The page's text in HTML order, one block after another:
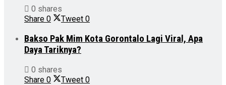
0 shares
Share 0 Tweet 0
Bakso Pak Mim Kota Gorontalo Lagi Viral, Apa
Daya Tariknya?
0 shares
Share 0 Tweet 0